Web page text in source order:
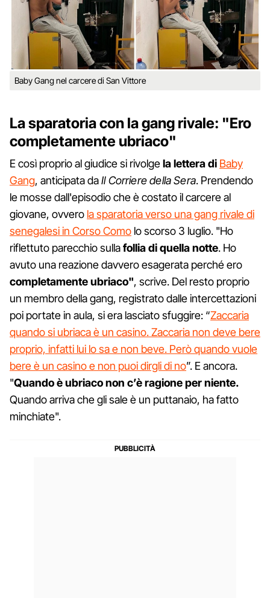
Baby Gang nel carcere di San Vittore
La sparatoria con la gang rivale: "Ero
completamente ubriaco"
E così proprio al giudice si rivolgela lettera di Baby
Gang, anticipata daIl Corriere della Sera. Prendendo
le mosse dall'episodio che è costato il carcere al
giovane, ovvero la sparatoria verso una gang rivale di
senegalesi in Corso Como lo scorso 3 luglio. "Ho
riflettuto parecchio sullafollia di quella notte. Ho
avuto una reazione davvero esagerata perché ero
completamente ubriaco", scrive. Del resto proprio
un membro della gang, registrato dalle intercettazioni
poi portate in aula, si era lasciato sfuggire: “Zaccaria
quando si ubriaca è un casino. Zaccaria non deve bere
proprio, infatti lui lo sa e non beve. Però quando vuole
bere è un casino e non puoi dirgli di no”. E ancora.
"Quando è ubriaco non c’è ragione per niente.
Quando arriva che gli sale è un puttanaio, ha fatto
minchiate".